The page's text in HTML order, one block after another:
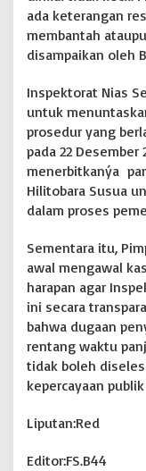
ada keterangan
membantah
disampaikan oleh
Inspektorat Nias
untuk
prosedur yang
pada 22
menerbitkanýa
Hilitobara Susua
dalam proses
Sementara itu,
awal mengawal
harapan agar
ini secara
bahwa dugaan
rentang waktu
tidak boleh
kepercayaan
Liputan:Red
Editor:FS.B44